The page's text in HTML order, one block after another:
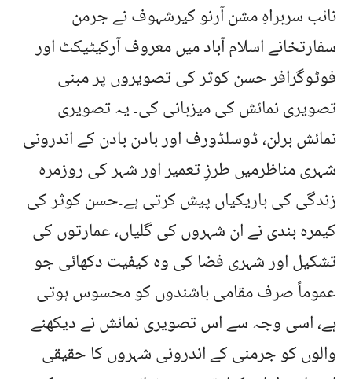
نائب سربراہِ مشن آرنو کیرشہوف نے جرمن
سفارتخانے اسلام آباد میں معروف آرکیٹیکٹ اور
فوٹوگرافر حسن کوثر کی تصویروں پر مبنی
تصویری نمائش کی میزبانی کی۔ یہ تصویری
نمائش برلن، ڈوسلڈورف اور بادن بادن کے اندرونی
شہری مناظرمیں طرزِ تعمیر اور شہر کی روزمرہ
زندگی کی باریکیاں پیش کرتی ہے۔حسن کوثر کی
کیمرہ بندی نے ان شہروں کی گلیاں، عمارتوں کی
تشکیل اور شہری فضا کی وہ کیفیت دکھائی جو
عموماً صرف مقامی باشندوں کو محسوس ہوتی
ہے، اسی وجہ سے اس تصویری نمائش نے دیکھنے
والوں کو جرمنی کے اندرونی شہروں کا حقیقی